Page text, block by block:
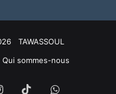
TAWASSOUL
Qui sommes-nous
Instagram
TikTokWhatsApp